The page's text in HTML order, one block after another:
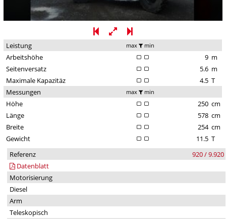
Leistung max min
Arbeitshöhe 9 m
Seitenversatz
5.6 m
Maximale Kapazitäz
4.5 T
Messungen
max min
Höhe 250 cm
Länge
578 cm
Breite
254 cm
Gewicht
11.5 T
Referenz
920 / 9.920
Datenblatt
Motorisierung
Diesel
Arm
Teleskopisch